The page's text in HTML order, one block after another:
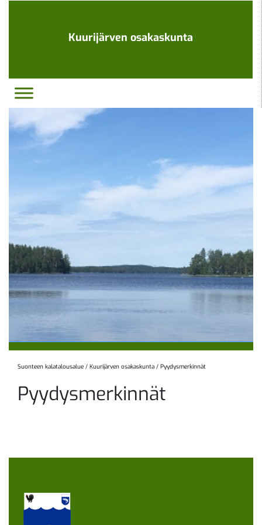
Kuurijärven osakaskunta
Suonteen kalatalousalue / Kuurijärven osakaskunta / Pyydysmerkinnät
Pyydysmerkinnät